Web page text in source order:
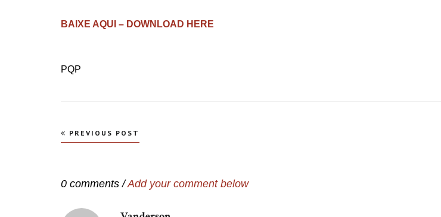
BAIXE AQUI – DOWNLOAD HERE
PQP
Navegação
PREVIOUS POST
0 comments /Add your comment below